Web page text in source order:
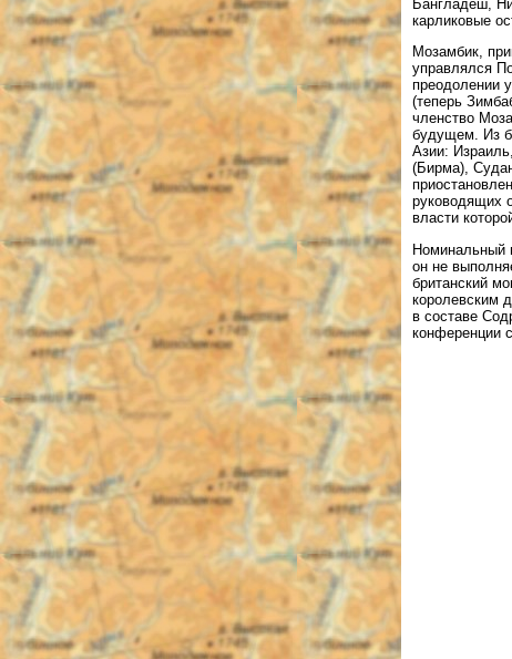
Бангладеш,
карликовые
Мозамбик,
управлялся
преодолении
(теперь
членство
будущем. Из
Азии:
(Бирма),
руководящих
власти
Номинальный
он не
британский
королевским
в составе
конференции